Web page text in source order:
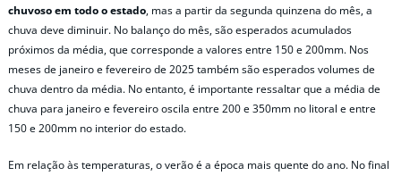
chuvoso em todo o estado, mas a partir da segunda quinzena do mês, a
chuva deve diminuir. No balanço do mês, são esperados acumulados
próximos da média, que corresponde a valores entre 150 e 200mm. Nos
meses de janeiro e fevereiro de 2025 também são esperados volumes de
chuva dentro da média. No entanto, é importante ressaltar que a média de
chuva para janeiro e fevereiro oscila entre 200 e 350mm no litoral e entre
150 e 200mm no interior do estado.
Em relação às temperaturas, o verão é a época mais quente do ano. No final